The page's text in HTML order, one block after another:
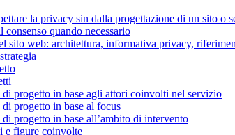
la privacy sin dalla progettazione di un sito o
quando necessario
sito web: architettura, informativa privacy,
progetto in base agli attori coinvolti nel servizio
progetto in base al focus
progetto in base all’ambito di intervento
e figure coinvolte